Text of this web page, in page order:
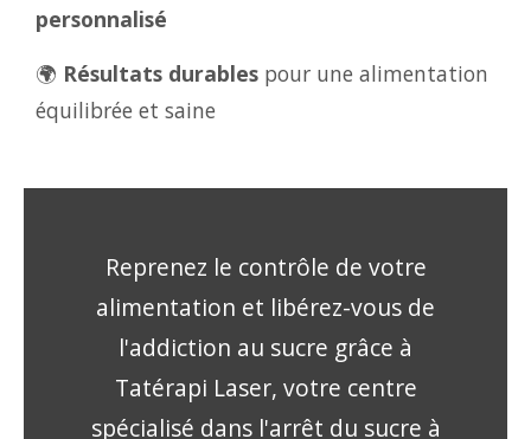
personnalisé
🌍 Résultats durables pour une alimentation
équilibrée et saine
Reprenez le contrôle de votre
alimentation et libérez-vous de
l'addiction au sucre grâce à
Tatérapi Laser, votre centre
spécialisé dans l'arrêt du sucre à